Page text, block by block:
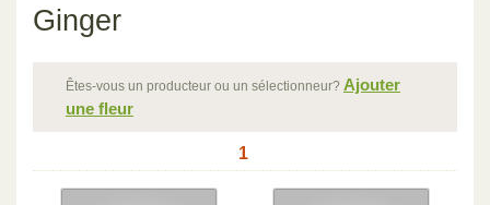
Ginger
Êtes-vous un producteur ou un sélectionneur? Ajouter
une fleur
1